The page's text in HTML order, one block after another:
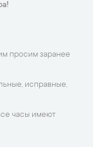
просим заранее
исправные,
часы имеют